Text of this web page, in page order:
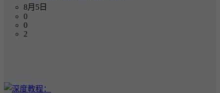
8月5日
0
0
2